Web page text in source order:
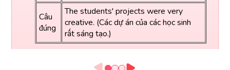
Câu
đúng
The students' projects were very
creative. (Các dự án của các học sinh
rất sáng tạo.)